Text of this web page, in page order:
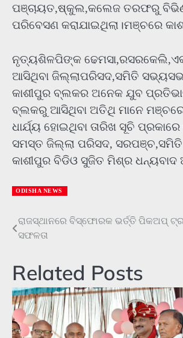
ପଞ୍ଚାୟତ,ଷ୍କୁଲ,କଲେଜ ତରଫରୁ
ପରିବେସଣ କରାଯାଇଥିଲା।ମଞ୍ଚରେ
ନୃତ୍ୟଶିଳପିଙ୍କ
ଆସିଥିବା ଜିଲ୍ଲାପରିସଦ,ସମିତି
କାଶୀପୁର ବ୍ଲକର ଅନେକ ଯୁବ
ବ୍ଲକରୁ ଆସିଥିବା ଅତିଥି ମାନେ
ଧାର୍ଯ୍ୟ ହୋଇଥିବା ତାରିଖ ସୂଚି
ସମସ୍ତ ଜିଲ୍ଲା ପରିସଦ, ସରପଞ୍ଚ,ସମିତି
କାଶୀପୁର ବିଡିଓ ସୁଜିତ ମିଶ୍ର ଧନ୍ୟବାଦ
ODISHA NEWS
Post
ରାଜସ୍ଥାନରେ ବିସ୍ଫୋରକ ଭର୍ତ୍ତି ପିକଅପ୍
ସଫଳତା
Related Posts